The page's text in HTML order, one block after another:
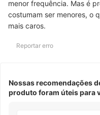
menor frequência. Mas é
costumam ser menores, o
mais caros.
Reportar erro
Nossas recomendações
produto foram úteis para